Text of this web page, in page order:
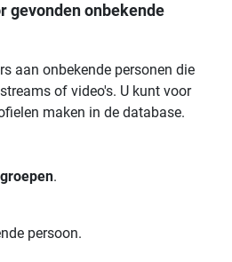
gevonden onbekende
aan onbekende personen die
of video's. U kunt voor
maken in de database.
.
persoon.